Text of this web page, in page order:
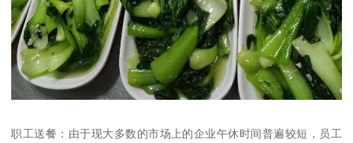
职工送餐：由于现大多数的市场上的企业午休时间普遍较短，员工